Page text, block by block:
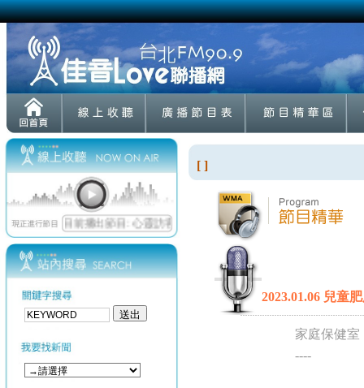
[ ]
2023.01.06 兒童
家庭保健室
----